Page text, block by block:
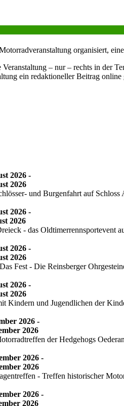
organisiert,
Veranstaltung – nur – rechts in der
ein redaktioneller Beitrag online
2026 -
2026
und Burgenfahrt auf
2026 -
2026
- das Oldtimerrennsportevent
2026 -
2026
Fest - Die Reinsberger
2026 -
2026
Kindern und Jugendlichen der
2026 -
2026
der Hedgehogs
2026 -
2026
- Treffen historischer
2026 -
2026